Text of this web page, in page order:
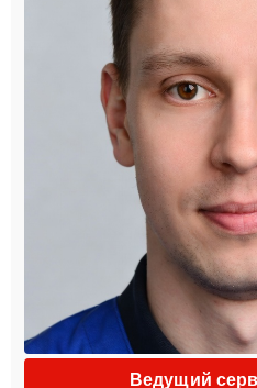
Ведущий